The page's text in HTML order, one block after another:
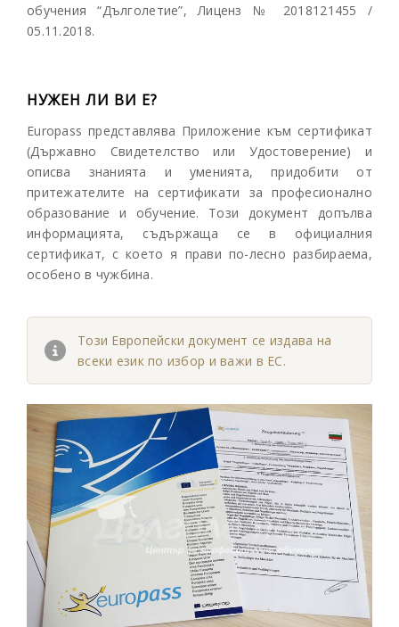
обучения “Дълголетие”, Лиценз № 2018121455 /
05.11.2018.
НУЖЕН ЛИ ВИ Е?
Europass представлява Приложение към сертификат
(Държавно Свидетелство или Удостоверение) и
описва знанията и уменията, придобити от
притежателите на сертификати за професионално
образование и обучение. Този документ допълва
информацията, съдържаща се в официалния
сертификат, с което я прави по-лесно разбираема,
особено в чужбина.
Този Европейски документ се издава на
всеки език по избор и важи в ЕС.